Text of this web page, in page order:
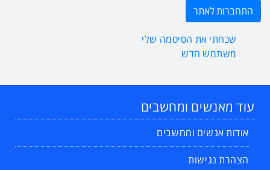
שכחתי את הסיסמה שלי
משתמש חדש
עוד מאנשים ומחשבים
אודות אנשים ומחשבים
הצהרת נגישות